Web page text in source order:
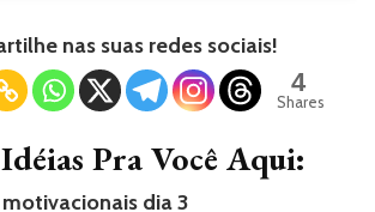
nas suas redes sociais!
4
Shares
Pra Você Aqui:
dia 3